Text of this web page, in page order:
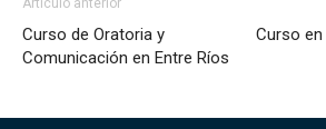
Artículo anterior
Curso de Oratoria y
Comunicación en Entre Ríos
Curso en